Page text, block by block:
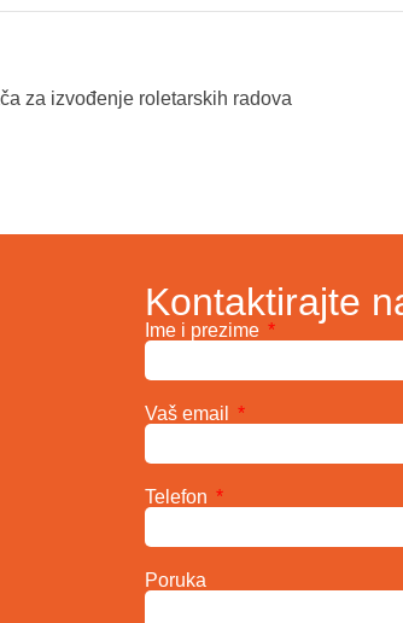
za izvođenje roletarskih radova
Kontaktirajte
Ime i prezime
Vaš email
Telefon
Poruka